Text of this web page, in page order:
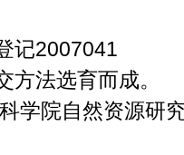
记2007041
方法选育而成。
学院自然资源研